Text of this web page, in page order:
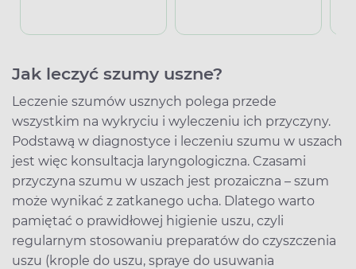
Jak leczyć szumy uszne?
Leczenie szumów usznych polega przede
wszystkim na wykryciu i wyleczeniu ich przyczyny.
Podstawą w diagnostyce i leczeniu szumu w uszach
jest więc konsultacja laryngologiczna. Czasami
przyczyna szumu w uszach jest prozaiczna – szum
może wynikać z zatkanego ucha. Dlatego warto
pamiętać o prawidłowej higienie uszu, czyli
regularnym stosowaniu preparatów do czyszczenia
uszu (krople do uszu, spraye do usuwania